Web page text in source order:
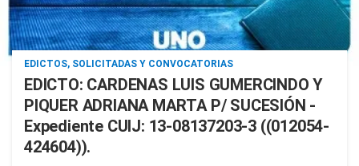
EDICTOS, SOLICITADAS Y CONVOCATORIAS
EDICTO: CARDENAS LUIS GUMERCINDO Y
PIQUER ADRIANA MARTA P/ SUCESIÓN -
Expediente CUIJ: 13-08137203-3 ((012054-
424604)).